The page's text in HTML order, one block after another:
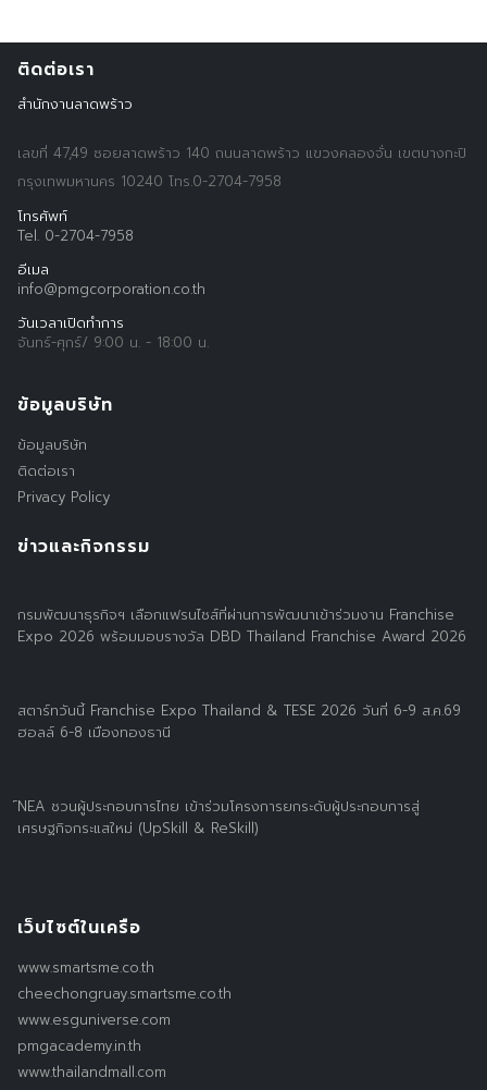
for:
ติดต่อเรา
สำนักงานลาดพร้าว
เลขที่ 47,49 ซอยลาดพร้าว 140 ถนนลาดพร้าว แขวงคลองจั่น เขตบางกะปิ
กรุงเทพมหานคร 10240 โทร.0-2704-7958
โทรศัพท์
Tel. 0-2704-7958
อีเมล
info@pmgcorporation.co.th
วันเวลาเปิดทำการ
จันทร์-ศุกร์/ 9:00 น. - 18:00 น.
ข้อมูลบริษัท
ข้อมูลบริษัท
ติดต่อเรา
Privacy Policy
ข่าวและกิจกรรม
กรมพัฒนาธุรกิจฯ เลือกแฟรนไชส์ที่ผ่านการพัฒนาเข้าร่วมงาน Franchise
Expo 2026 พร้อมมอบรางวัล DBD Thailand Franchise Award 2026
สตาร์ทวันนี้ Franchise Expo Thailand & TESE 2026 วันที่ 6-9 ส.ค.69
ฮอลล์ 6-8 เมืองทองธานี
์NEA ชวนผู้ประกอบการไทย เข้าร่วมโครงการยกระดับผู้ประกอบการสู่
เศรษฐกิจกระแสใหม่ (UpSkill & ReSkill)
เว็บไซต์ในเครือ
www.smartsme.co.th
cheechongruay.smartsme.co.th
www.esguniverse.com
pmgacademy.in.th
www.thailandmall.com